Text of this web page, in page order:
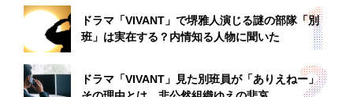
ドラマ「VIVANT」で堺雅人演じる謎の部隊「別
班」は実在する？内情知る人物に聞いた
ドラマ「VIVANT」見た別班員が「ありえねー」